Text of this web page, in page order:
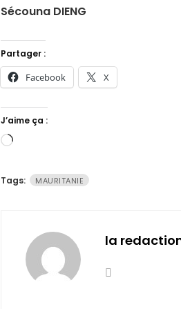
Sécouna DIENG
Partager :
Facebook X
J’aime ça :
Chargement…
Tags: MAURITANIE
la